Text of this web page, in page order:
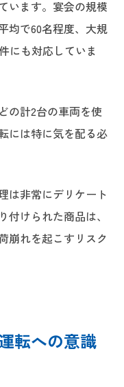
います。宴会の規模
均で60名程度、大規
にも対応していま
の計2台の車両を使
には特に気を配る必
は非常にデリケート
けられた商品は、
崩れを起こすリスク
転への意識